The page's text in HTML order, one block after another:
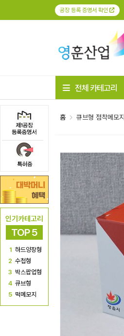
공장 등록 증명서 확인
인기카테고리
TOP 5
1 하드양장형
2 수첩형
3 박스팝업형
4 큐브형
5 떡메모지
전체 카테고리
홈 큐브형 점착메모지